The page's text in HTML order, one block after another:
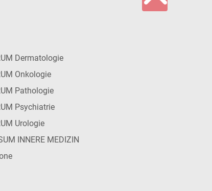
Dermatologie
Onkologie
Pathologie
Psychiatrie
Urologie
INNERE MEDIZIN